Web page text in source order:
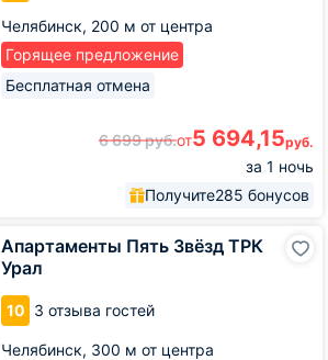
Челябинск, 200 м от центра
Горящее предложение
Бесплатная отмена
6 699руб.от5 694,15руб.
за 1 ночь
Получите285 бонусов
Апартаменты Пять Звёзд ТРК
Урал
10 3 отзыва гостей
Челябинск, 300 м от центра